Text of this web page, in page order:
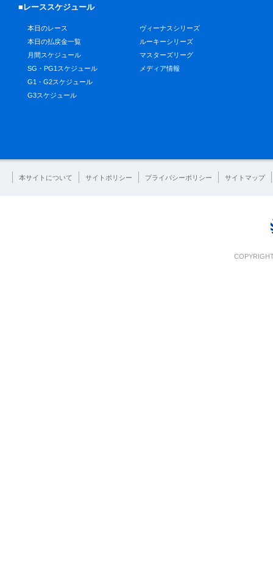
■レーススケジュール
本日のレース
本日の払戻金一覧
月間スケジュール
SG・PG1スケジュール
G1・G2スケジュール
G3スケジュール
ヴィーナスシリーズ
ルーキーシリーズ
マスターズリーグ
メディア情報
本サイトについて サイトポリシー プライバシーポリシー サイトマップ